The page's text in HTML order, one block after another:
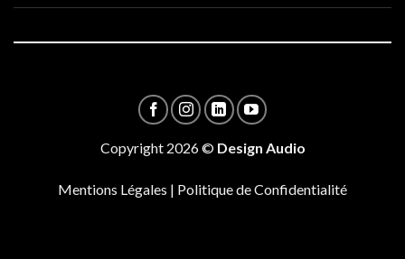
Copyright 2026 © Design Audio
Mentions Légales | Politique de Confidentialité